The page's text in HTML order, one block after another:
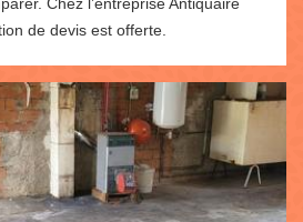
de devis est offerte.